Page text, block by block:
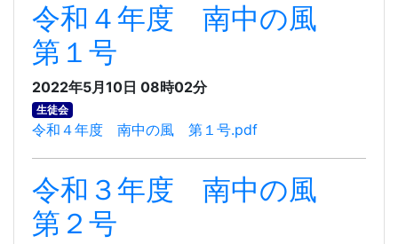
令和４年度 南中の風
第１号
2022年5月10日 08時02分
生徒会
令和４年度 南中の風 第１号.pdf
令和３年度 南中の風
第２号